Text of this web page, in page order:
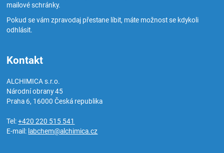
mailové schránky.
Pokud se vám zpravodaj přestane líbit, máte možnost se kdykoli
odhlásit.
Kontakt
ALCHIMICA s.r.o.
Národní obrany 45
Praha 6, 16000Česká republika
Tel:+420 220 515 541
E-mail: labchem@alchimica.cz